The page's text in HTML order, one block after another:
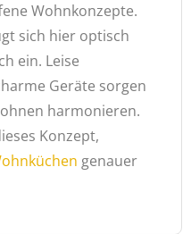
Wohnkonzepte.
sich hier optisch
ein. Leise
Geräte sorgen
harmonieren.
Konzept,
genauer